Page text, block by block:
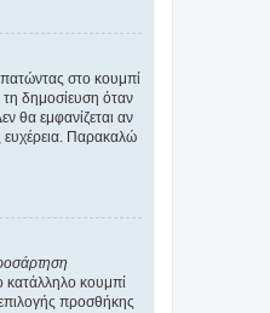
πατώντας στο κουμπί
τη δημοσίευση όταν
θα εμφανίζεται αν
ευχέρεια. Παρακαλώ
κατάλληλο κουμπί
προσθήκης